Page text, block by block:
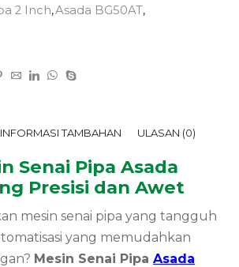
2 Inch,Asada BG50AT,
INFORMASI TAMBAHAN ULASAN (0)
Senai Pipa Asada
Presisi dan Awet
mesin senai pipa yang tangguh
yang memudahkan
Mesin Senai Pipa Asada